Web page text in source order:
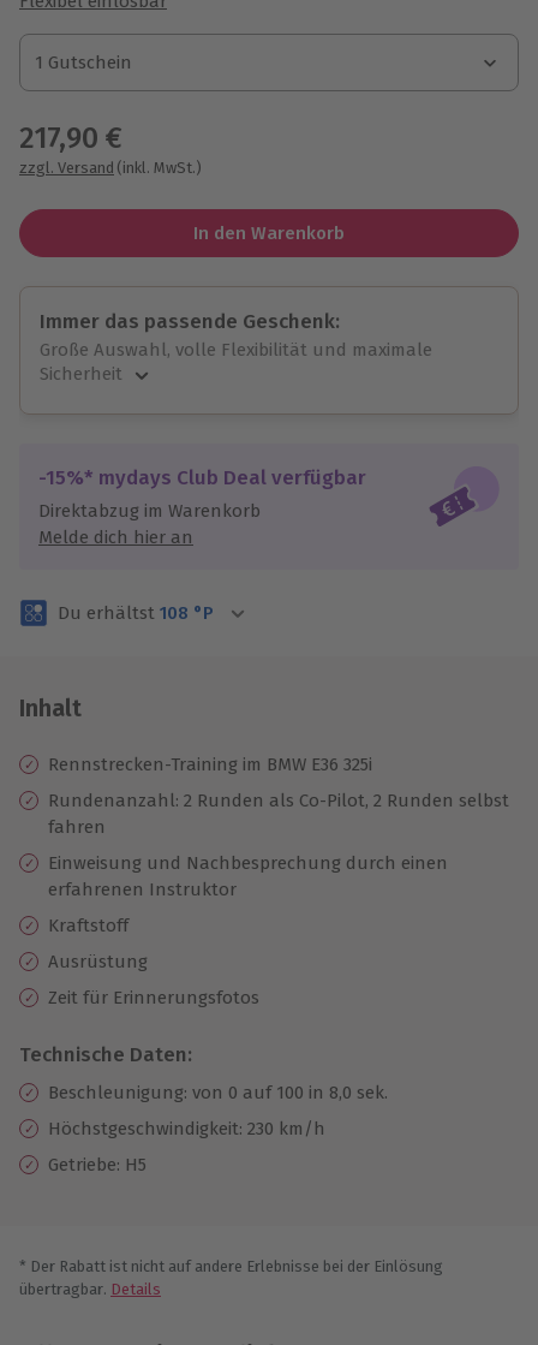
1 Gutschein
1 Gutschein
1 Gutschein
217,90 €
zzgl. Versand (inkl. MwSt.)
In den Warenkorb
Immer das passende Geschenk:
Große Auswahl, volle Flexibilität und maximale
Sicherheit
Jeder Gutschein für alle Erlebnisse einlösbar.
Maximale Sicherheit
3 Jahre gültig & verlängerbar.
-15%* mydays Club Deal verfügbar
Direktabzug im Warenkorb
Melde dich hier an
Du erhältst 108 °P
Inhalt
Rennstrecken-Training im BMW E36 325i
Rundenanzahl: 2 Runden als Co-Pilot, 2 Runden selbst
fahren
Einweisung und Nachbesprechung durch einen
erfahrenen Instruktor
Kraftstoff
Ausrüstung
Zeit für Erinnerungsfotos
Technische Daten:
Beschleunigung: von 0 auf 100 in 8,0 sek.
Höchstgeschwindigkeit: 230 km/h
Getriebe: H5
* Der Rabatt ist nicht auf andere Erlebnisse bei der Einlösung
übertragbar. Details